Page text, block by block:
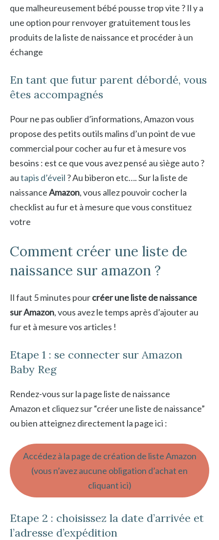
que malheureusement bébé pousse trop vite ? Il y a
une option pour renvoyer gratuitement tous les
produits de la liste de naissance et procéder à un
échange
En tant que futur parent débordé, vous
êtes accompagnés
Pour ne pas oublier d’informations, Amazon vous
propose des petits outils malins d’un point de vue
commercial pour cocher au fur et à mesure vos
besoins : est ce que vous avez pensé au siège auto ?
autapis d’éveil ? Au biberon etc…. Sur la liste de
naissanceAmazon, vous allez pouvoir cocher la
checklist au fur et à mesure que vous constituez
votre
Comment créer une liste de
naissance sur amazon ?
Il faut 5 minutes pourcréer une liste de naissance
sur Amazon, vous avez le temps après d’ajouter au
fur et à mesure vos articles !
Etape 1 : se connecter sur Amazon
Baby Reg
Rendez-vous sur la page liste de naissance
Amazon et cliquez sur “créer une liste de naissance”
ou bien atteignez directement la page ici :
Accédez à la page de création de liste Amazon
(vous n’avez aucune obligation d’achat en
cliquant ici)
Etape 2 : choisissez la date d’arrivée et
l’adresse d’expédition